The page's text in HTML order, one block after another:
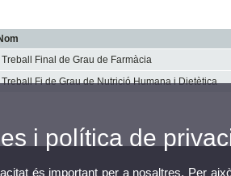
Treball Final de Grau de Farmàcia
Treball Fi de Grau de Nutrició Humana i Dietètica
i política de
és important per a nosaltres. Per